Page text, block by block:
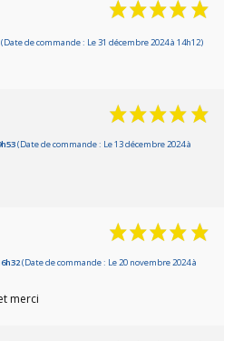
(Date de commande : Le 31 décembre 2024 à 14h12)
(Date de commande : Le 13 décembre 2024 à
(Date de commande : Le 20 novembre 2024 à
merci